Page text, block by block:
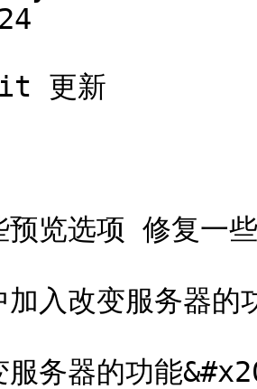
更新
览选项 修复一
入改变服务器
务器的功能